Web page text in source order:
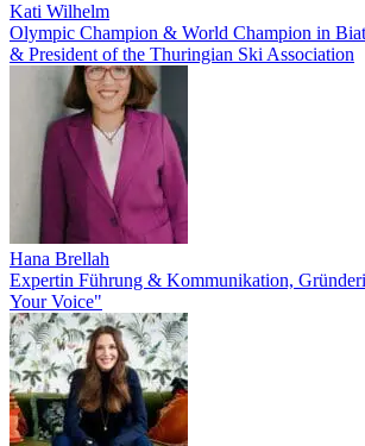
Kati Wilhelm
Olympic Champion & World Champion in
& President of the Thuringian Ski Association
Hana Brellah
Expertin Führung & Kommunikation,
Your Voice"